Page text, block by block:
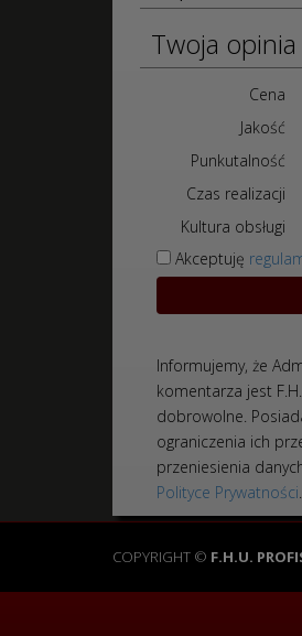
Twoja opinia
Cena
Jakość
Punkutalność
Czas realizacji
Kultura obsługi
Akceptuję
Informujemy, że
komentarza jest
dobrowolne.
ograniczenia ich
przeniesienia
Polityce Prywatności.
COPYRIGHT © F.H.U.